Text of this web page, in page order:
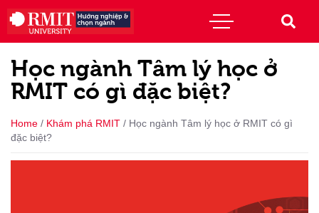
Học ngành Tâm lý học ở
RMIT có gì đặc biệt?
Home / Khám phá RMIT / Học ngành Tâm lý học ở RMIT có gì
đặc biệt?